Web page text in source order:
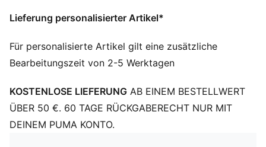
Länge: Standard-Jacke
Lieferung personalisierter Artikel*
Für personalisierte Artikel gilt eine zusätzliche
Bearbeitungszeit von 2-5 Werktagen
KOSTENLOSE LIEFERUNG AB EINEM BESTELLWERT
ÜBER 50 €. 60 TAGE RÜCKGABERECHT NUR MIT
DEINEM PUMA KONTO.